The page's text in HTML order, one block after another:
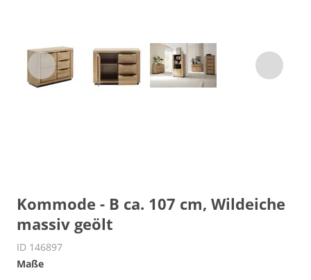
Kommode - B ca. 107 cm, Wildeiche
massiv geölt
ID 146897
Maße